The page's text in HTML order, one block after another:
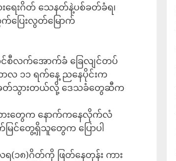
ေးဂိတ် သေနတ်နဲ့ပစ်ခတ်ခံရ၊
ပြေးလွတ်မြောက်
စီလက်အောက်ခံ ခြေလျင်တပ်
လ ၁၁ ရက်နေ့ ညနေပိုင်းက
ခတ်သွားတယ်လို့ ဒေသခံတွေဆီက
သားတွေက နောက်ကနေလိုက်လံ
ြင်တွေ့ရှိသူတွေက ပြောပါ
(၁၈)ဂိတ်ကို ဖြတ်နေတုန်း ကား